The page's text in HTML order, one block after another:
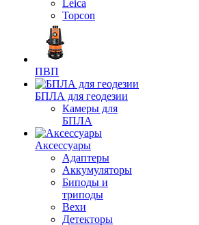
Leica
Topcon
ПВП
БПЛА для геодезии
Камеры для
БПЛА
Аксессуары
Адаптеры
Аккумуляторы
Биподы и
триподы
Вехи
Детекторы